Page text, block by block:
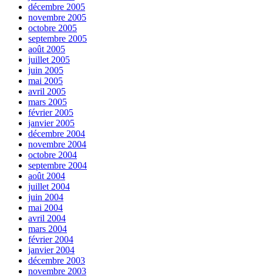
décembre 2005
novembre 2005
octobre 2005
septembre 2005
août 2005
juillet 2005
juin 2005
mai 2005
avril 2005
mars 2005
février 2005
janvier 2005
décembre 2004
novembre 2004
octobre 2004
septembre 2004
août 2004
juillet 2004
juin 2004
mai 2004
avril 2004
mars 2004
février 2004
janvier 2004
décembre 2003
novembre 2003